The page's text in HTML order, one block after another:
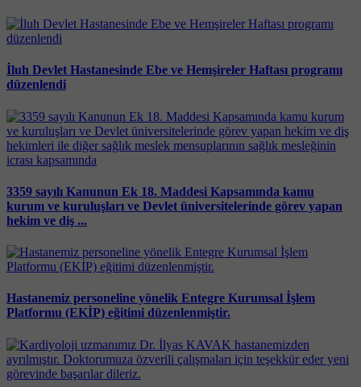
İluh Devlet Hastanesinde Ebe ve Hemşireler Haftası programı
düzenlendi
3359 sayılı Kanunun Ek 18. Maddesi Kapsamında kamu
kurum ve kuruluşları ve Devlet üniversitelerinde görev yapan
hekim ve diş ...
Hastanemiz personeline yönelik Entegre Kurumsal İşlem
Platformu (EKİP) eğitimi düzenlenmiştir.